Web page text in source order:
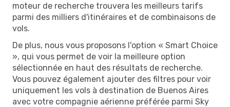
moteur de recherche trouvera les meilleurs tarifs
parmi des milliers d'itinéraires et de combinaisons de
vols.
De plus, nous vous proposons l'option « Smart Choice
», qui vous permet de voir la meilleure option
sélectionnée en haut des résultats de recherche.
Vous pouvez également ajouter des filtres pour voir
uniquement les vols à destination de Buenos Aires
avec votre compagnie aérienne préférée parmi Sky